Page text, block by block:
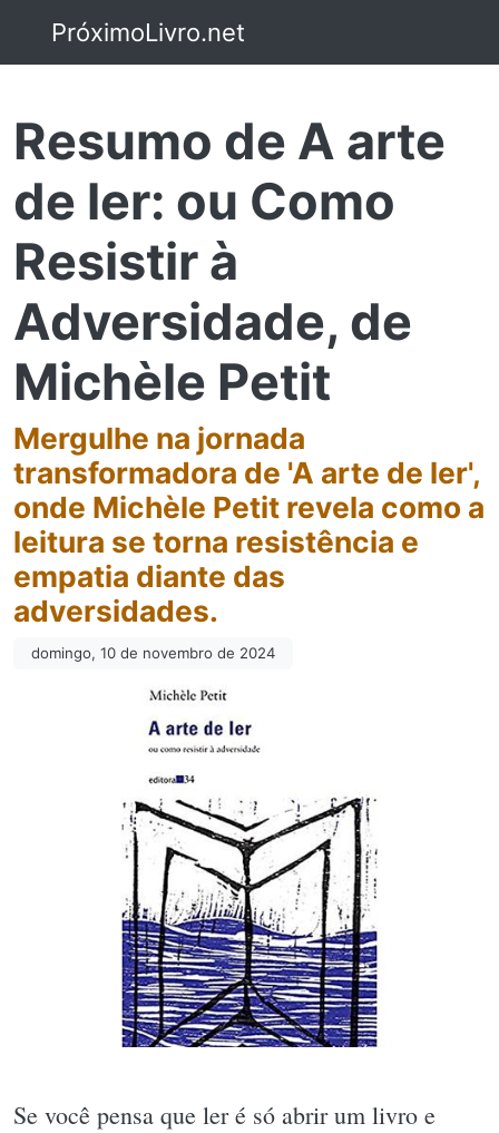
PróximoLivro.net
Resumo de A arte
de ler: ou Como
Resistir à
Adversidade, de
Michèle Petit
Mergulhe na jornada
transformadora de 'A arte de ler',
onde Michèle Petit revela como a
leitura se torna resistência e
empatia diante das
adversidades.
domingo, 10 de novembro de 2024
Se você pensa que ler é só abrir um livro e